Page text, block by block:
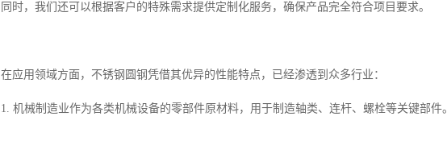
同时，我们还可以根据客户的特殊需求提供定制化服务，确保产品完全符合项目要求。
在应用领域方面，不锈钢圆钢凭借其优异的性能特点，已经渗透到众多行业：
1. 机械制造业作为各类机械设备的零部件原材料，用于制造轴类、连杆、螺栓等关键部件